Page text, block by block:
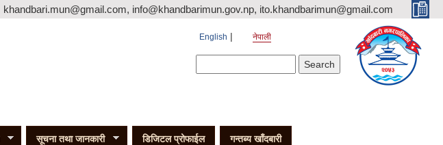
khandbari.mun@gmail.com, info@khandbarimun.gov.np, ito.khandbarimun@gmail.com
English नेपाली
सूचना तथा जानकारी डिजिटल प्रोफाईल गन्तब्य खाँदबारी